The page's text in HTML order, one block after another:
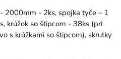
2000mm - 2ks, spojka tyče – 1
krúžok so štipcom - 38ks (pri
s krúžkami so štipcom), skrutky